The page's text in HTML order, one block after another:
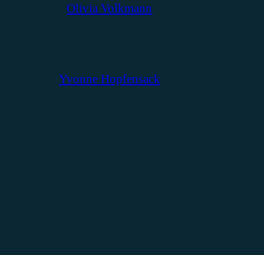
Olivia Volkmann
Yvonne Hopfensack